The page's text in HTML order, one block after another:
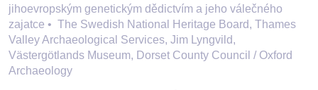
jihoevropským genetickým dědictvím a jeho válečného
zajatce • The Swedish National Heritage Board, Thames
Valley Archaeological Services, Jim Lyngvild,
Västergötlands Museum, Dorset County Council / Oxford
Archaeology